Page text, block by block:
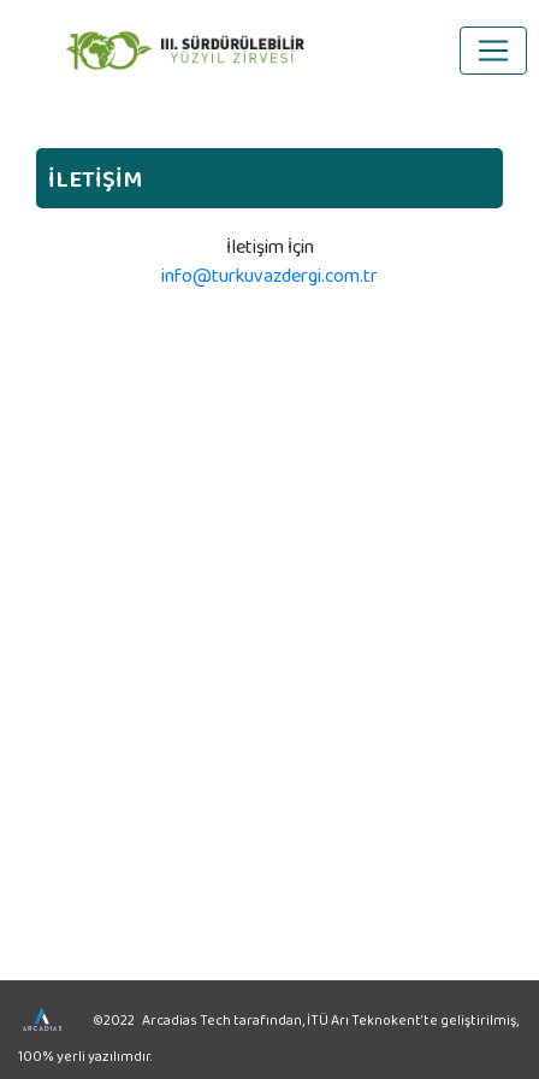
İLETİŞİM
İletişim İçin
info@turkuvazdergi.com.tr
©2022 Arcadias Tech tarafından, İTÜ Arı Teknokent’te geliştirilmiş,
100% yerli yazılımdır.